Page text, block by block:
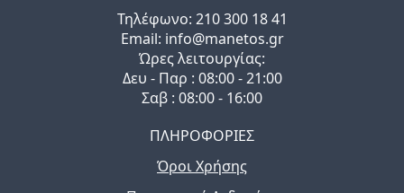
Τηλέφωνo: 210 300 18 41
Email: info@manetos.gr
Ώρες λειτουργίας:
Δευ - Παρ : 08:00 - 21:00
Σαβ : 08:00 - 16:00
ΠΛΗΡΟΦΟΡΙΕΣ
Όροι Χρήσης